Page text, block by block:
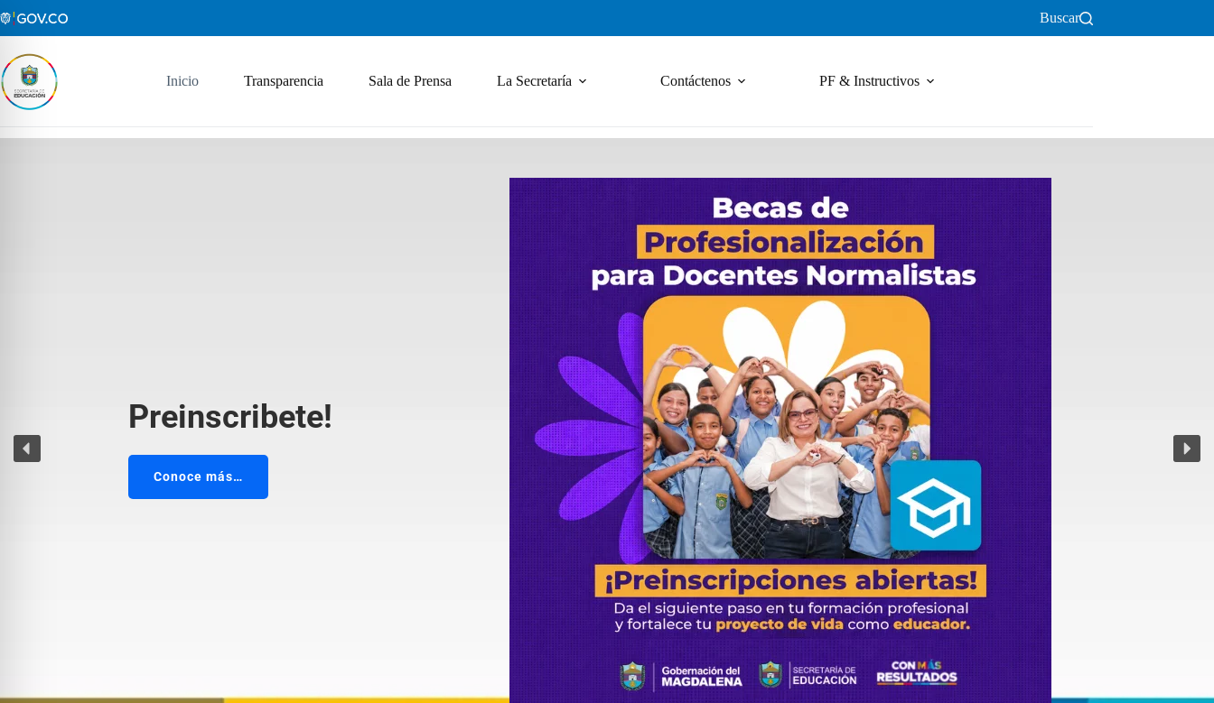
al
contenido
Buscar
Inicio Transparencia Sala de Prensa La Secretaría Contáctenos PF & Instructivos
Preinscribete!
Conoce más…